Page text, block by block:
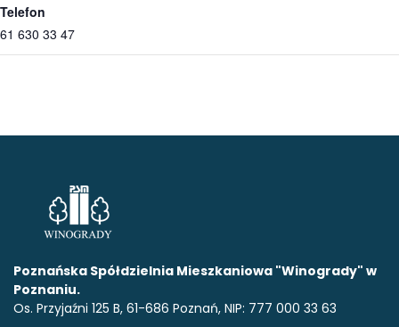
Telefon
61 630 33 47
Poznańska Spółdzielnia Mieszkaniowa "Winogrady" w
Poznaniu.
Os. Przyjaźni 125 B, 61-686 Poznań, NIP: 777 000 33 63